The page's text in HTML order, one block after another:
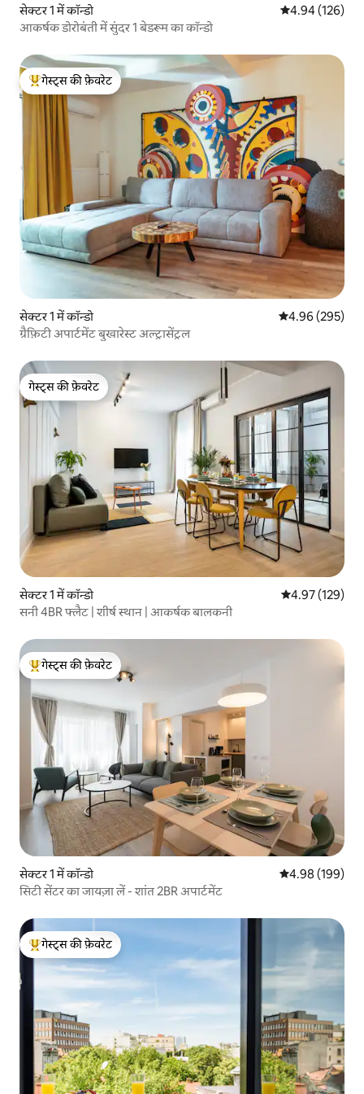
सेक्टर 1 में कॉन्डो औसत रेटिंग 5 में से
4.94 (126)
आकर्षक डोरोबंती में सुंदर 1 बेडरूम का कॉन्डो
गेस्ट्स का टॉप फ़ेवरेट
गेस्ट्स की फ़ेवरेट
सेक्टर 1 में कॉन्डो औसत रेटिंग 5 में से
4.96 (295)
ग्रैफ़िटी अपार्टमेंट बुखारेस्ट अल्ट्रासेंट्रल
गेस्ट्स की फ़ेवरेट
गेस्ट्स की फ़ेवरेट
सेक्टर 1 में कॉन्डो औसत रेटिंग 5 में से
4.97 (129)
सनी 4BR फ्लैट | शीर्ष स्थान | आकर्षक बालकनी
गेस्ट्स का टॉप फ़ेवरेट
गेस्ट्स की फ़ेवरेट
सेक्टर 1 में कॉन्डो औसत रेटिंग 5 में से
4.98 (199)
सिटी सेंटर का जायज़ा लें - शांत 2BR अपार्टमेंट
गेस्ट्स का टॉप फ़ेवरेट
गेस्ट्स की फ़ेवरेट